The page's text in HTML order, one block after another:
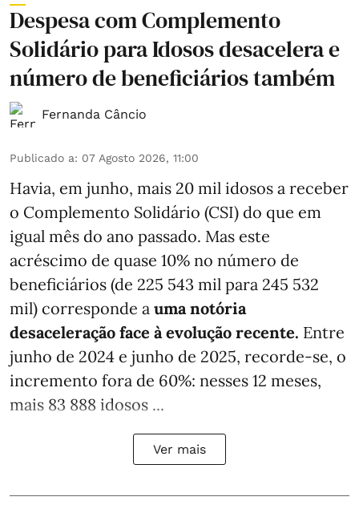
Despesa com Complemento
Solidário para Idosos desacelera e
número de beneficiários também
Fernanda Câncio
Publicado a: 07 Agosto 2026, 11:00
Havia, em junho, mais 20 mil idosos a receber
o Complemento Solidário (CSI) do que em
igual mês do ano passado. Mas este
acréscimo de quase 10% no número de
beneficiários (de 225 543 mil para 245 532
mil) corresponde a uma notória
desaceleração face à evolução recente. Entre
junho de 2024 e junho de 2025, recorde-se, o
incremento fora de 60%: nesses 12 meses,
mais 83 888 idosos ...
Ver mais